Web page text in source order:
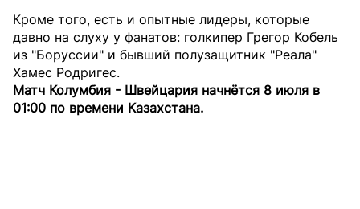
Кроме того, есть и опытные лидеры, которые
давно на слуху у фанатов: голкипер Грегор Кобель
из "Боруссии" и бывший полузащитник "Реала"
Хамес Родригес.
Матч Колумбия - Швейцария начнётся 8 июля в
01:00 по времени Казахстана.